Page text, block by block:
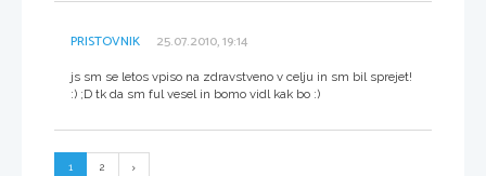
PRISTOVNIK 25.07.2010, 19:14
js sm se letos vpiso na zdravstveno v celju in sm bil sprejet!
:) ;D tk da sm ful vesel in bomo vidl kak bo :)
1 2